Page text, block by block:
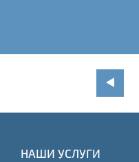
НАШИ УСЛУГИ